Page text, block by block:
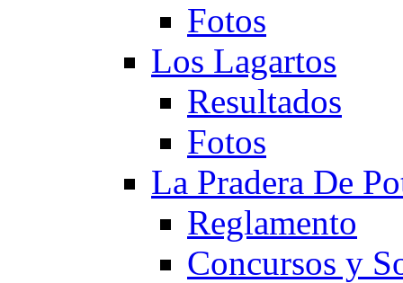
Fotos
Los Lagartos
Resultados
Fotos
La Pradera De
Reglamento
Concursos y